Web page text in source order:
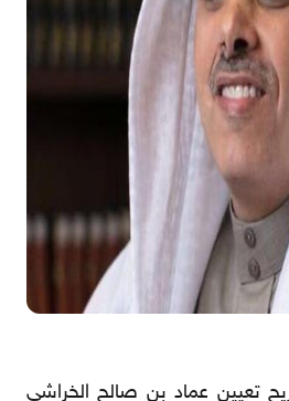
تعيين عماد بن صالح الخراشي